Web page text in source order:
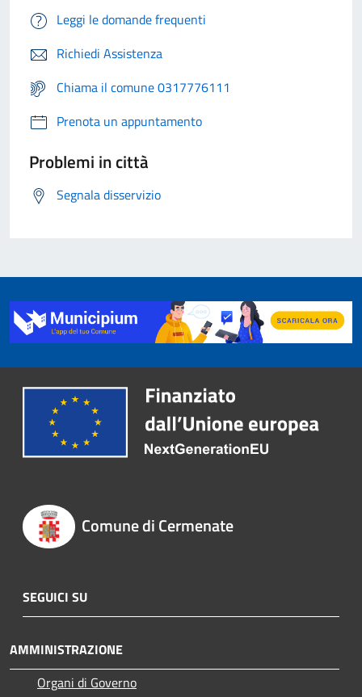
Leggi le domande frequenti
Richiedi Assistenza
Chiama il comune 0317776111
Prenota un appuntamento
Problemi in città
Segnala disservizio
Comune di Cermenate
SEGUICI SU
AMMINISTRAZIONE
Organi di Governo